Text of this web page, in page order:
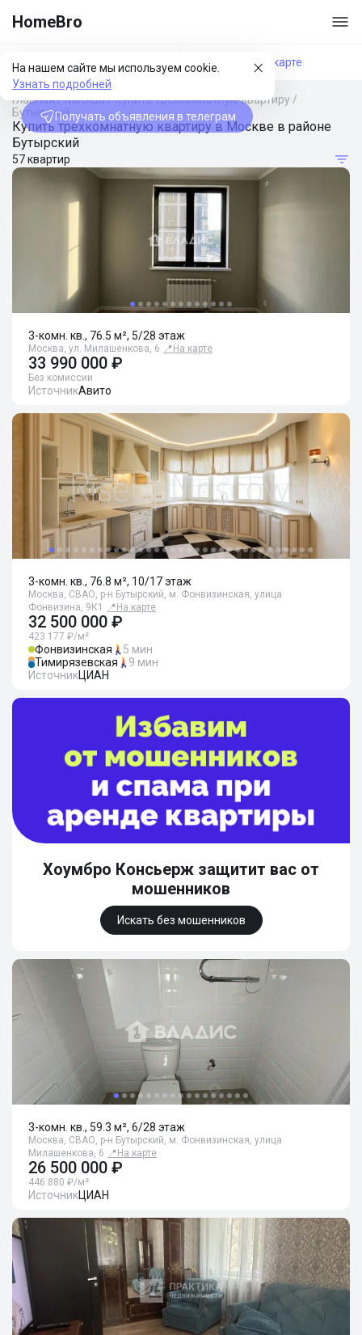
HomeBro
На нашем сайте мы используем cookie.
Узнать подробней
Получать объявления в телеграм
Фильтры На карте
Главная/Москва/Купить трехкомнатную квартиру /
Бутырский
Купить трехкомнатную квартиру в Москве в районе
Бутырский
57 квартир
3-комн. кв., 76.5 м², 5/28 этаж
Москва, ул. Милашенкова, 6 📍 На карте
33 990 000 ₽
Без комиссии
ИсточникАвито
3-комн. кв., 76.8 м², 10/17 этаж
Москва, СВАО, р-н Бутырский, м. Фонвизинская, улица
Фонвизина, 9К1
📍 На карте
32 500 000 ₽
423 177 ₽/м²
Фонвизинская
5 мин
Тимирязевская
9 мин
ИсточникЦИАН
Хоумбро Консьерж защитит вас от
мошенников
Искать без мошенников
3-комн. кв., 59.3 м², 6/28 этаж
Москва, СВАО, р-н Бутырский, м. Фонвизинская, улица
Милашенкова, 6 📍 На карте
26 500 000 ₽
446 880 ₽/м²
ИсточникЦИАН